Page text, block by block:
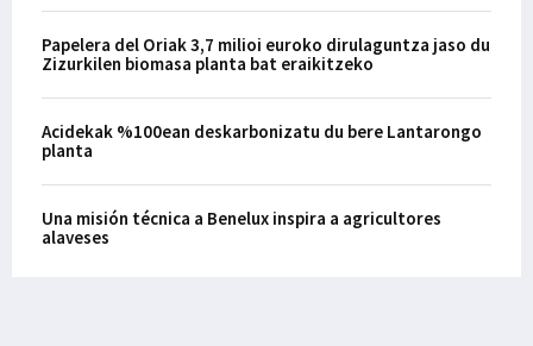
Papelera del Oriak 3,7 milioi euroko dirulaguntza jaso du
Zizurkilen biomasa planta bat eraikitzeko
Acidekak %100ean deskarbonizatu du bere Lantarongo
planta
Una misión técnica a Benelux inspira a agricultores
alaveses